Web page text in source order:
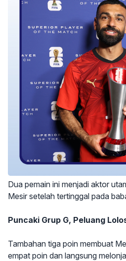
Dua pemain ini menjadi aktor
Mesir setelah tertinggal pada
Puncaki Grup G, Peluang
Tambahan tiga poin membuat
empat poin dan langsung